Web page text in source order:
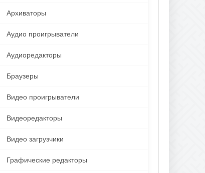
Архиваторы
Аудио проигрыватели
Аудиоредакторы
Браузеры
Видео проигрыватели
Видеоредакторы
Видео загрузчики
Графические редакторы